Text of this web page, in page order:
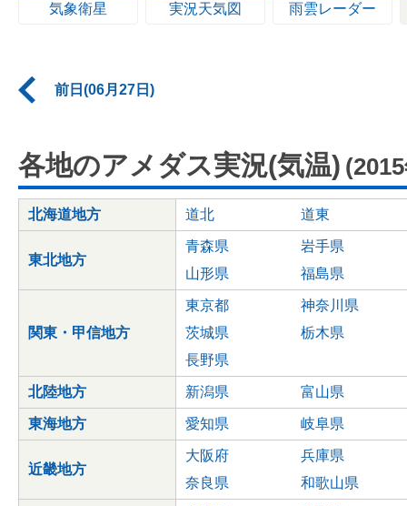
気象衛星 実況天気図 雨雲レーダー
前日(06月27日)
各地のアメダス実況(気温)
北海道地方 道北 道東
東北地方
青森県
岩手県
山形県
福島県
関東・甲信地方
東京都
神奈川県
茨城県
栃木県
長野県
北陸地方 新潟県 富山県
東海地方 愛知県 岐阜県
近畿地方
大阪府
兵庫県
奈良県
和歌山県